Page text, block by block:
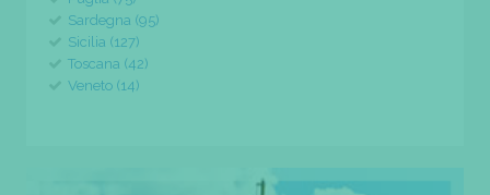
Sardegna (95)
Sicilia (127)
Toscana (42)
Veneto (14)